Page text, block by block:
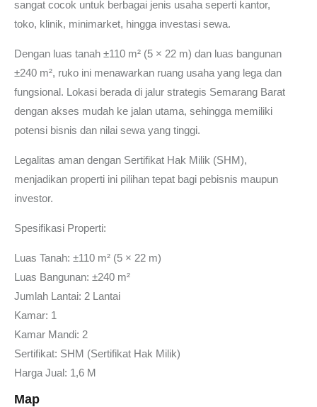
sangat cocok untuk berbagai jenis usaha seperti kantor,
toko, klinik, minimarket, hingga investasi sewa.
Dengan luas tanah ±110 m² (5 × 22 m) dan luas bangunan
±240 m², ruko ini menawarkan ruang usaha yang lega dan
fungsional. Lokasi berada di jalur strategis Semarang Barat
dengan akses mudah ke jalan utama, sehingga memiliki
potensi bisnis dan nilai sewa yang tinggi.
Legalitas aman dengan Sertifikat Hak Milik (SHM),
menjadikan properti ini pilihan tepat bagi pebisnis maupun
investor.
Spesifikasi Properti:
Luas Tanah: ±110 m² (5 × 22 m)
Luas Bangunan: ±240 m²
Jumlah Lantai: 2 Lantai
Kamar: 1
Kamar Mandi: 2
Sertifikat: SHM (Sertifikat Hak Milik)
Harga Jual: 1,6 M
Map